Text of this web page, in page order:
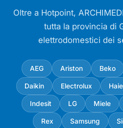
Oltre a Hotpoint,
tutta la provincia di
elettrodomestici dei
AEG Ariston Beko
Daikin Electrolux
Indesit LG Miele
Rex Samsung